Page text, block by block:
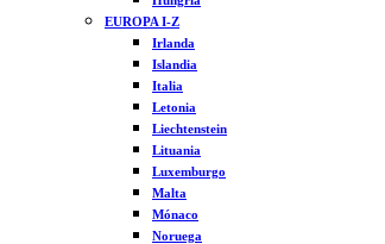
EUROPA I-Z
Irlanda
Islandia
Italia
Letonia
Liechtenstein
Lituania
Luxemburgo
Malta
Mónaco
Noruega